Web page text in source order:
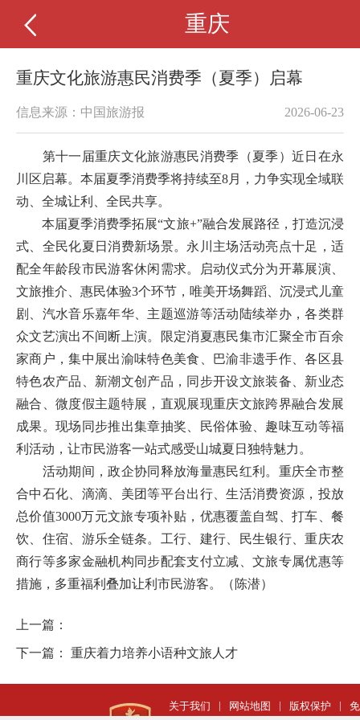
重庆
重庆文化旅游惠民消费季（夏季）启幕
信息来源：中国旅游报 2026-06-23
第十一届重庆文化旅游惠民消费季（夏季）近日在永
川区启幕。本届夏季消费季将持续至8月，力争实现全域联
动、全城让利、全民共享。
本届夏季消费季拓展“文旅+”融合发展路径，打造沉浸
式、全民化夏日消费新场景。永川主场活动亮点十足，适
配全年龄段市民游客休闲需求。启动仪式分为开幕展演、
文旅推介、惠民体验3个环节，唯美开场舞蹈、沉浸式儿童
剧、汽水音乐嘉年华、主题巡游等活动陆续举办，各类群
众文艺演出不间断上演。限定消夏惠民集市汇聚全市百余
家商户，集中展出渝味特色美食、巴渝非遗手作、各区县
特色农产品、新潮文创产品，同步开设文旅装备、新业态
融合、微度假主题特展，直观展现重庆文旅跨界融合发展
成果。现场同步推出集章抽奖、民俗体验、趣味互动等福
利活动，让市民游客一站式感受山城夏日独特魅力。
活动期间，政企协同释放海量惠民红利。重庆全市整
合中石化、滴滴、美团等平台出行、生活消费资源，投放
总价值3000万元文旅专项补贴，优惠覆盖自驾、打车、餐
饮、住宿、游乐全链条。工行、建行、民生银行、重庆农
商行等多家金融机构同步配套支付立减、文旅专属优惠等
措施，多重福利叠加让利市民游客。
（陈潜）
上一篇：
下一篇： 重庆着力培养小语种文旅人才